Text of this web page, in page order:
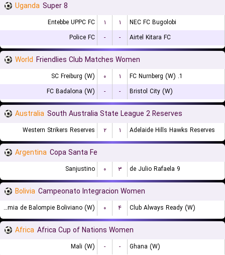
Uganda Super 8
Entebbe UPPC FC ۱ ۱
NEC FC Bugolobi
Police FC
- - Airtel Kitara FC
World Friendlies Club Matches Women
SC Freiburg (W) ۰ ۱
1. FC Nurnberg (W)
FC Badalona (W)
- - Bristol City (W)
Australia South Australia State League 2 Reserves
Western Strikers Reserves ۲ ۱ Adelaide Hills Hawks Reserves
Argentina Copa Santa Fe
Sanjustino ۰ ۳ 9 de Julio Rafaela
Bolivia Campeonato Integracion Women
Academia de Balompie Boliviano (W) ۰ ۴ Club Always Ready (W)
Africa Africa Cup of Nations Women
Mali (W) - - Ghana (W)